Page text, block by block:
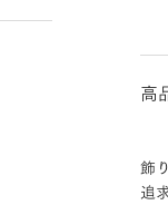
高
飾
追